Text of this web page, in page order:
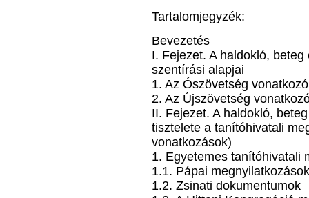
Tartalomjegyzék:
Bevezetés
I. Fejezet. A haldokló,
szentírási alapjai
1. Az Ószövetség
2. Az Újszövetség
II. Fejezet. A haldokló,
tisztelete a tanítóhivatali
vonatkozások)
1. Egyetemes tanítóhivatali
1.1. Pápai megnyilatkozások
1.2. Zsinati dokumentumok